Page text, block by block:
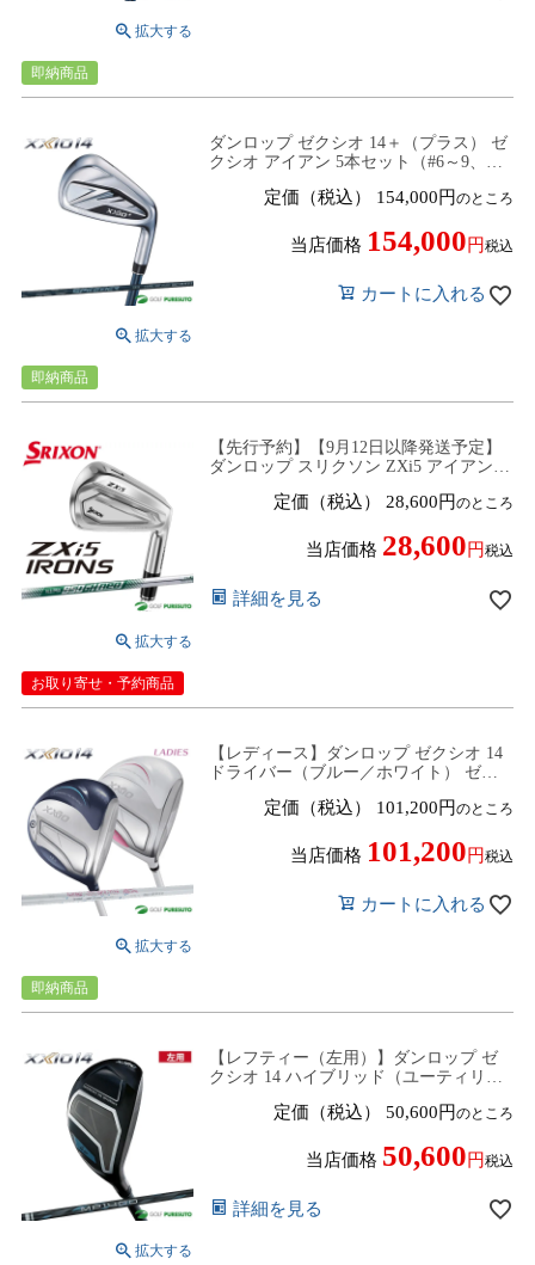
即納商品
ダンロップ ゼクシオ 14＋（プラス） ゼ
クシオ アイアン 5本セット（#6～9、
ボンシャフト 2025年モデル[DUNLOP
定価（税込） 154,000 のところ
当店価格 154,000 税込
カートに入れる
即納商品
【先行予約】【9月12日以降発送予定】
ダンロップ スリクソン ZXi5 アイアン
neo スチールシャフト 2026年モデル
定価（税込） 28,600 のところ
当店価格 28,600 税込
詳細を見る
お取り寄せ・予約商品
【レディース】ダンロップ ゼクシオ 14
ドライバー（ブルー／ホワイト） ゼク
モデル[DUNLOP XXIO14][女性用]
定価（税込） 101,200 のところ
当店価格 101,200 税込
カートに入れる
即納商品
【レフティー（左用）】ダンロップ ゼ
クシオ 14 ハイブリッド（ユーティリテ
フト 2025年モデル[DUNLOP XXIO14]
定価（税込） 50,600 のところ
当店価格 50,600 税込
詳細を見る